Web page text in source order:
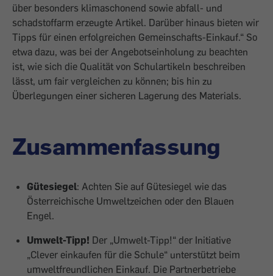
über besonders klimaschonend sowie abfall- und
schadstoffarm erzeugte Artikel. Darüber hinaus bieten wir
Tipps für einen erfolgreichen Gemeinschafts-Einkauf.“ So
etwa dazu, was bei der Angebotseinholung zu beachten
ist, wie sich die Qualität von Schulartikeln beschreiben
lässt, um fair vergleichen zu können; bis hin zu
Überlegungen einer sicheren Lagerung des Materials.
Zusammenfassung
Gütesiegel: Achten Sie auf Gütesiegel wie das
Österreichische Umweltzeichen oder den Blauen
Engel.
Umwelt-Tipp! Der „Umwelt-Tipp!“ der Initiative
„Clever einkaufen für die Schule“ unterstützt beim
umweltfreundlichen Einkauf. Die Partnerbetriebe